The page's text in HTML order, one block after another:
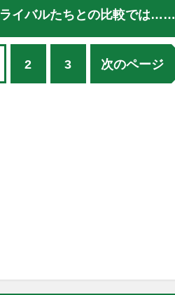
ライバルたちとの比較では……
2 3 次のページ